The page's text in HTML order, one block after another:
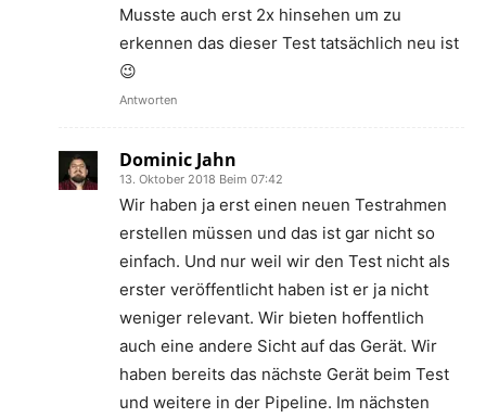
Musste auch erst 2x hinsehen um zu
erkennen das dieser Test tatsächlich neu ist
😉
Antworten
Dominic Jahn
13. Oktober 2018 Beim 07:42
Wir haben ja erst einen neuen Testrahmen
erstellen müssen und das ist gar nicht so
einfach. Und nur weil wir den Test nicht als
erster veröffentlicht haben ist er ja nicht
weniger relevant. Wir bieten hoffentlich
auch eine andere Sicht auf das Gerät. Wir
haben bereits das nächste Gerät beim Test
und weitere in der Pipeline. Im nächsten